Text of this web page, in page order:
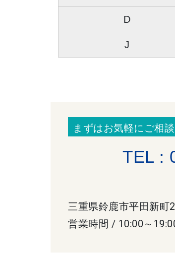
D
J
まずはお気軽にご相談
TEL :
三重県鈴鹿市平田新町
営業時間 / 10:00～